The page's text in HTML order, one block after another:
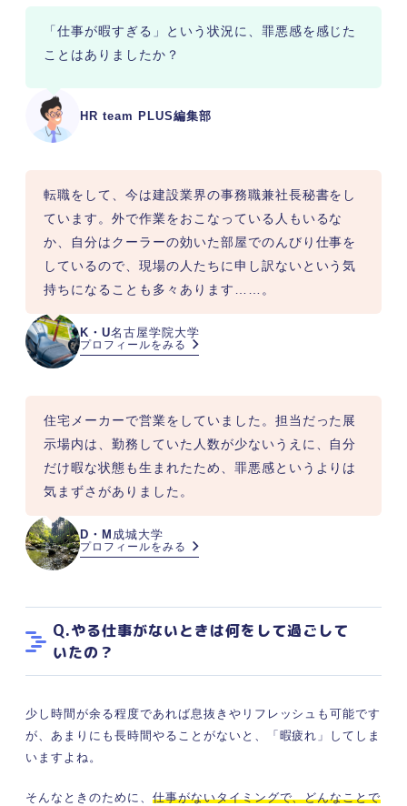
HR team PLUS編集部
「仕事が暇すぎる」という状況に、罪悪感を感じた
ことはありましたか？
K・U名古屋学院大学
プロフィールをみる
転職をして、今は建設業界の事務職兼社長秘書をし
ています。外で作業をおこなっている人もいるな
か、自分はクーラーの効いた部屋でのんびり仕事を
しているので、現場の人たちに申し訳ないという気
持ちになることも多々あります……。
D・M 成城大学
プロフィールをみる
住宅メーカーで営業をしていました。担当だった展
示場内は、勤務していた人数が少ないうえに、自分
だけ暇な状態も生まれたため、罪悪感というよりは
気まずさがありました。
Q.やる仕事がないときは何をして過ごして
いたの？
少し時間が余る程度であれば息抜きやリフレッシュも可能です
が、あまりにも長時間やることがないと、「暇疲れ」してしま
いますよね。
そんなときのために、 仕事がないタイミングで、どんなことで